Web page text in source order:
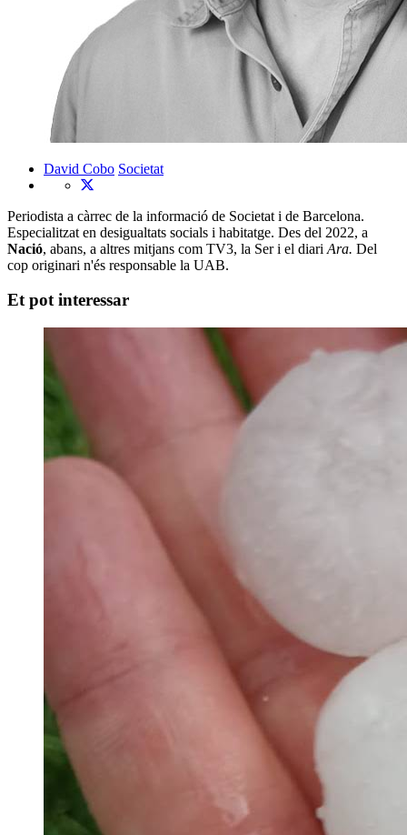
David Cobo Societat
Periodista a càrrec de la informació de Societat i de Barcelona.
Especialitzat en desigualtats socials i habitatge. Des del 2022, a
Nació, abans, a altres mitjans com TV3, la Ser i el diari Ara. Del
cop originari n'és responsable la UAB.
Et pot interessar